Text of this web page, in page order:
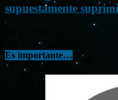
supuestamente
Es importante…